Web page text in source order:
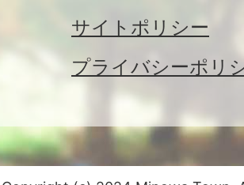
サイトポリシー
プライバシーポリ